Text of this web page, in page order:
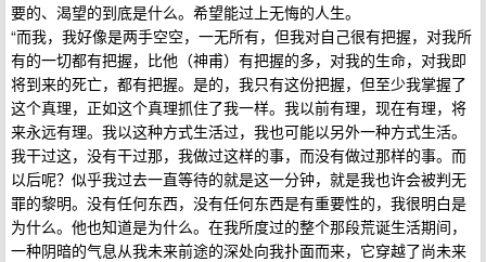
要的、渴望的到底是什么。希望能过上无悔的人生。
“而我，我好像是两手空空，一无所有，但我对自己很有把握，对我所
有的一切都有把握，比他（神甫）有把握的多，对我的生命，对我即
将到来的死亡，都有把握。是的，我只有这份把握，但至少我掌握了
这个真理，正如这个真理抓住了我一样。我以前有理，现在有理，将
来永远有理。我以这种方式生活过，我也可能以另外一种方式生活。
我干过这，没有干过那，我做过这样的事，而没有做过那样的事。而
以后呢？似乎我过去一直等待的就是这一分钟，就是我也许会被判无
罪的黎明。没有任何东西，没有任何东西是有重要性的，我很明白是
为什么。他也知道是为什么。在我所度过的整个那段荒诞生活期间，
一种阴暗的气息从我未来前途的深处向我扑面而来，它穿越了尚未来